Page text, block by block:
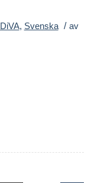
DiVA, Svenska / av